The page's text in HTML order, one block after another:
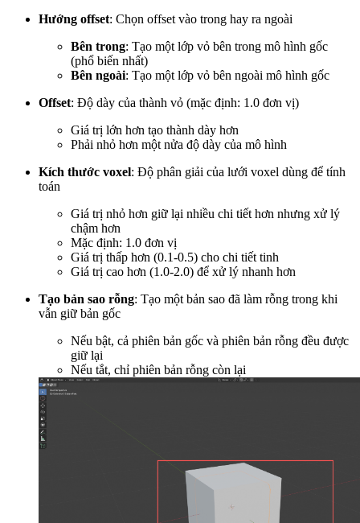
Hướng offset: Chọn offset vào trong hay ra ngoài
Bên trong: Tạo một lớp vỏ bên trong mô hình gốc
(phổ biến nhất)
Bên ngoài: Tạo một lớp vỏ bên ngoài mô hình gốc
Offset: Độ dày của thành vỏ (mặc định: 1.0 đơn vị)
Giá trị lớn hơn tạo thành dày hơn
Phải nhỏ hơn một nửa độ dày của mô hình
Kích thước voxel: Độ phân giải của lưới voxel dùng để tính
toán
Giá trị nhỏ hơn giữ lại nhiều chi tiết hơn nhưng xử lý
chậm hơn
Mặc định: 1.0 đơn vị
Giá trị thấp hơn (0.1-0.5) cho chi tiết tinh
Giá trị cao hơn (1.0-2.0) để xử lý nhanh hơn
Tạo bản sao rỗng: Tạo một bản sao đã làm rỗng trong khi
vẫn giữ bản gốc
Nếu bật, cả phiên bản gốc và phiên bản rỗng đều được
giữ lại
Nếu tắt, chỉ phiên bản rỗng còn lại